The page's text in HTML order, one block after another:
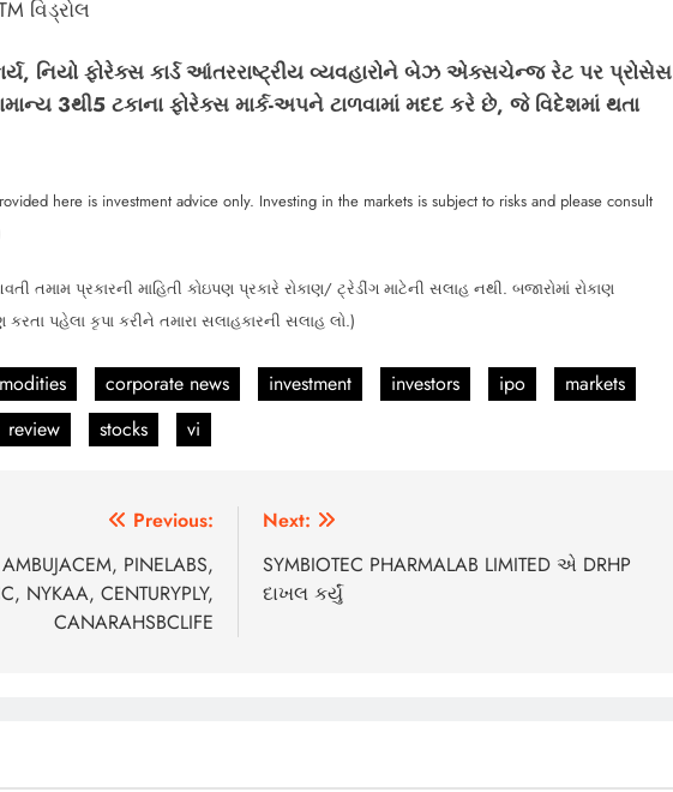
વિડ્રોલ
નિયો ફોરેક્સ કાર્ડ આંતરરાષ્ટ્રીય વ્યવહારોને બેઝ એક્સચેન્જ રેટ પર પ્રોસેસ
3થી5 ટકાના ફોરેક્સ માર્ક-અપને ટાળવામાં મદદ કરે છે, જે વિદેશમાં થતા
here is investment advice only. Investing in the markets is subject to risks and please consult
તમામ પ્રકારની માહિતી કોઇપણ પ્રકારે રોકાણ/ ટ્રેડીંગ માટેની સલાહ નથી. બજારોમાં રોકાણ
પહેલા કૃપા કરીને તમારા સલાહકારની સલાહ લો.)
corporate news investment investors ipo
markets
review stocks vi
Previous:
PINELABS,
NYKAA, CENTURYPLY,
CANARAHSBCLIFE
Next:
SYMBIOTEC PHARMALAB LIMITED એ DRHP
દાખલ કર્યું